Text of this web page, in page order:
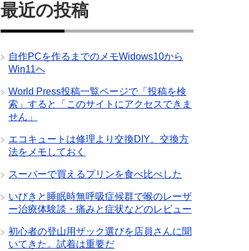
最近の投稿
自作PCを作るまでのメモWidows10から
Win11へ
World Press投稿一覧ページで「投稿を検
索」すると「このサイトにアクセスできま
せん」
エコキュートは修理より交換DIY。交換方
法をメモしておく
スーパーで買えるプリンを食べ比べした
いびきと睡眠時無呼吸症候群で喉のレーザ
ー治療体験談・痛みと症状などのレビュー
初心者の登山用ザック選びを店員さんに聞
いてきた。試着は重要だ